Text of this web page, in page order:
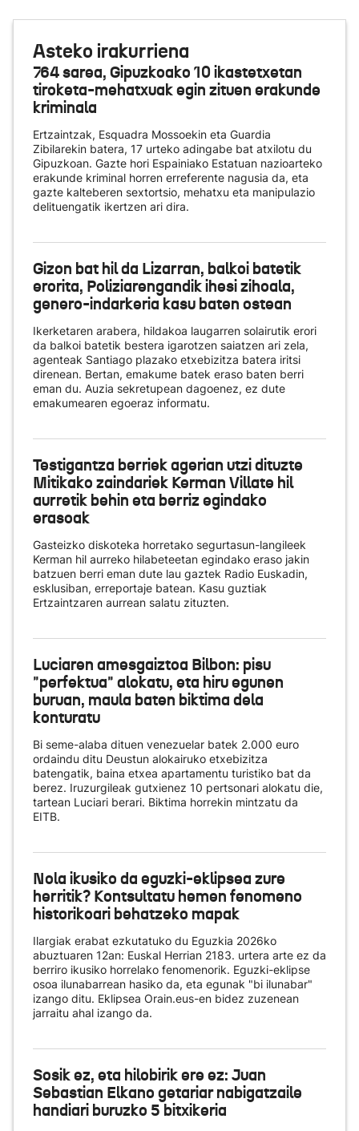
Asteko irakurriena
764 sarea, Gipuzkoako 10 ikastetxetan
tiroketa-mehatxuak egin zituen erakunde
kriminala
Ertzaintzak, Esquadra Mossoekin eta Guardia
Zibilarekin batera, 17 urteko adingabe bat atxilotu du
Gipuzkoan. Gazte hori Espainiako Estatuan nazioarteko
erakunde kriminal horren erreferente nagusia da, eta
gazte kalteberen sextortsio, mehatxu eta manipulazio
delituengatik ikertzen ari dira.
Gizon bat hil da Lizarran, balkoi batetik
erorita, Poliziarengandik ihesi zihoala,
genero-indarkeria kasu baten ostean
Ikerketaren arabera, hildakoa laugarren solairutik erori
da balkoi batetik bestera igarotzen saiatzen ari zela,
agenteak Santiago plazako etxebizitza batera iritsi
direnean. Bertan, emakume batek eraso baten berri
eman du. Auzia sekretupean dagoenez, ez dute
emakumearen egoeraz informatu.
Testigantza berriek agerian utzi dituzte
Mitikako zaindariek Kerman Villate hil
aurretik behin eta berriz egindako
erasoak
Gasteizko diskoteka horretako segurtasun-langileek
Kerman hil aurreko hilabeteetan egindako eraso jakin
batzuen berri eman dute lau gaztek Radio Euskadin,
esklusiban, erreportaje batean. Kasu guztiak
Ertzaintzaren aurrean salatu zituzten.
Luciaren amesgaiztoa Bilbon: pisu
"perfektua" alokatu, eta hiru egunen
buruan, maula baten biktima dela
konturatu
Bi seme-alaba dituen venezuelar batek 2.000 euro
ordaindu ditu Deustun alokairuko etxebizitza
batengatik, baina etxea apartamentu turistiko bat da
berez. Iruzurgileak gutxienez 10 pertsonari alokatu die,
tartean Luciari berari. Biktima horrekin mintzatu da
EITB.
Nola ikusiko da eguzki-eklipsea zure
herritik? Kontsultatu hemen fenomeno
historikoari behatzeko mapak
Ilargiak erabat ezkutatuko du Eguzkia 2026ko
abuztuaren 12an: Euskal Herrian 2183. urtera arte ez da
berriro ikusiko horrelako fenomenorik. Eguzki-eklipse
osoa ilunabarrean hasiko da, eta egunak "bi ilunabar"
izango ditu. Eklipsea Orain.eus-en bidez zuzenean
jarraitu ahal izango da.
Sosik ez, eta hilobirik ere ez: Juan
Sebastian Elkano getariar nabigatzaile
handiari buruzko 5 bitxikeria